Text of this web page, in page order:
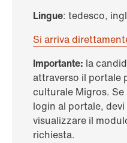
Lingue: tedesco,
Si arriva
Importante: la
attraverso il portale
culturale Migros.
login al portale,
visualizzare il
richiesta.